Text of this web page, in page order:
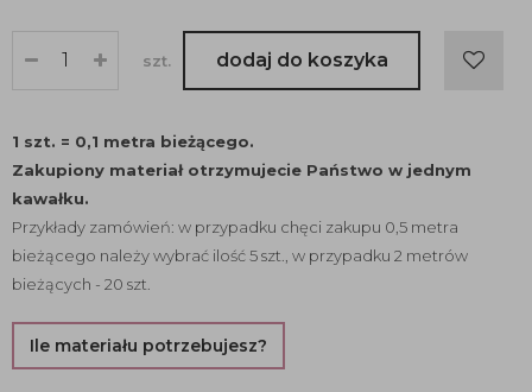
szt. dodaj do koszyka
1 szt. = 0,1 metra bieżącego.
Zakupiony materiał otrzymujecie Państwo w jednym
kawałku.
Przykłady zamówień: w przypadku chęci zakupu 0,5 metra
bieżącego należy wybrać ilość 5 szt., w przypadku 2 metrów
bieżących - 20 szt.
Ile materiału potrzebujesz?